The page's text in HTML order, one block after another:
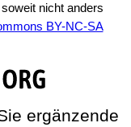
nicht anders
BY-NC-SA
ergänzende